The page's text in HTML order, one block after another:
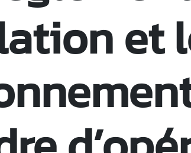
et